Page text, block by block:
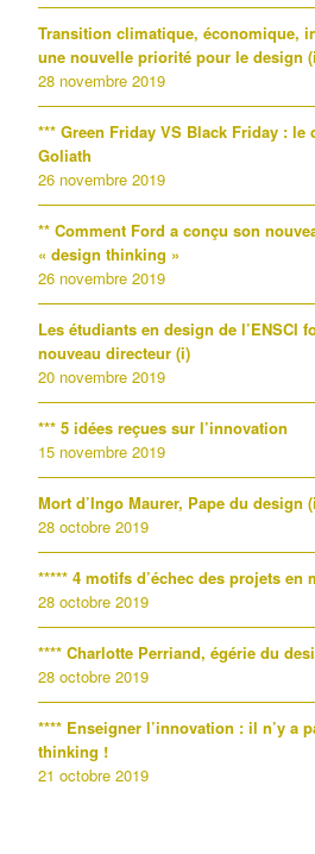
Transition climatique, économique,
une nouvelle priorité pour le design
28 novembre 2019
*** Green Friday VS Black Friday : le
Goliath
26 novembre 2019
** Comment Ford a conçu son
« design thinking »
26 novembre 2019
Les étudiants en design de l’ENSCI
nouveau directeur (i)
20 novembre 2019
*** 5 idées reçues sur l’innovation
15 novembre 2019
Mort d’Ingo Maurer, Pape du design
28 octobre 2019
***** 4 motifs d’échec des projets
28 octobre 2019
**** Charlotte Perriand, égérie du
28 octobre 2019
**** Enseigner l’innovation : il n’y a
thinking !
21 octobre 2019